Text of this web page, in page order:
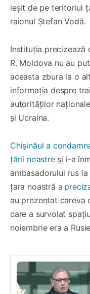
ieșit de pe teritoriul
raionul Ștefan Vodă.
Instituția precizează
R. Moldova nu au
aceasta zbura la o
informația despre
autorităților
și Ucraina.
Chișinăul a
țării noastreși i-a
ambasadorului rus la
țara noastră a
au prezentat careva
care a survolat
noiembrie era a